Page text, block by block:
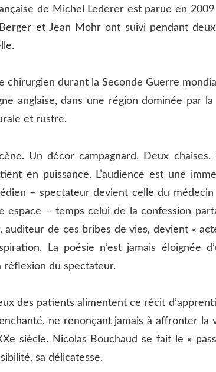
de Michel Lederer est parue en
et Jean Mohr ont suivi pendant
chirurgien durant la Seconde Guerre
anglaise, dans une région dominée par
et rustre.
Un décor campagnard. Deux chaises.
en puissance. L’audience est une
– spectateur devient celle du
– temps celui de la confession
auditeur de ces bribes de vies, devient «
La poésie n’est jamais éloignée
du spectateur.
des patients alimentent ce récit
ne renonçant jamais à affronter la
siècle. Nicolas Bouchaud se fait le «
sa délicatesse.